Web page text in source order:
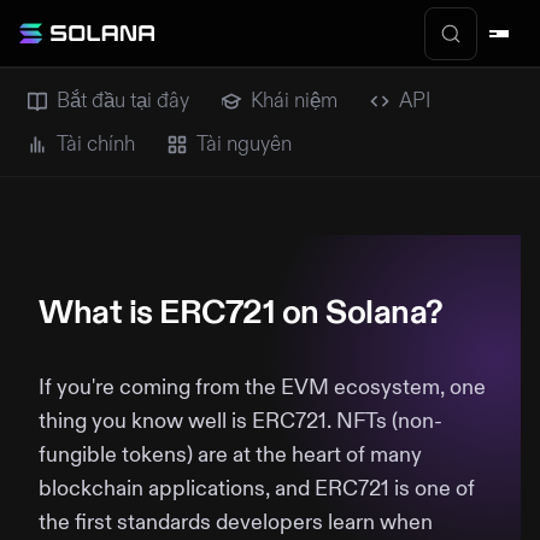
Bắt đầu tại đây Khái niệm
API
Tài chính
Tài nguyên
What is ERC721 on Solana?
If you're coming from the EVM ecosystem, one
thing you know well is ERC721. NFTs (non-
fungible tokens) are at the heart of many
blockchain applications, and ERC721 is one of
the first standards developers learn when